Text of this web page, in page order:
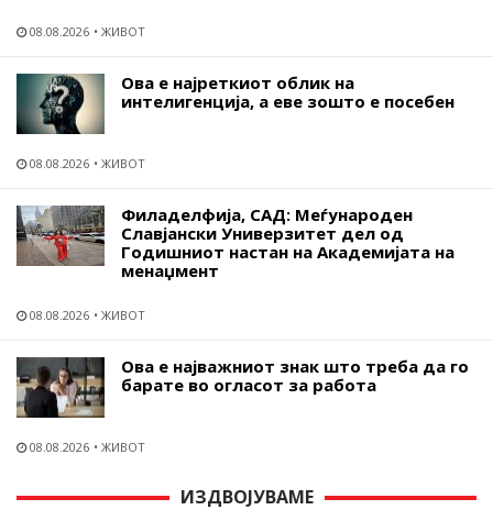
08.08.2026 ЖИВОТ
Ова е најреткиот облик на
интелигенција, а еве зошто е посебен
08.08.2026 ЖИВОТ
Филаделфија, САД: Меѓународен
Славјански Универзитет дел од
Годишниот настан на Академијата на
менаџмент
08.08.2026 ЖИВОТ
Ова е најважниот знак што треба да го
барате во огласот за работа
08.08.2026 ЖИВОТ
ИЗДВОЈУВАМЕ